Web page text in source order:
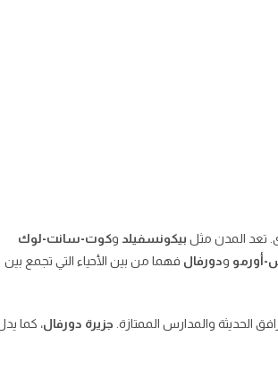
تعد المدن مثل بيكونسفيلد وكوت-سانت-لوك
أورمو ودورفال فهما من بين الأحياء التي تجمع بين
الحديثة والمدارس الممتازة. جزيرة دورفال، كما